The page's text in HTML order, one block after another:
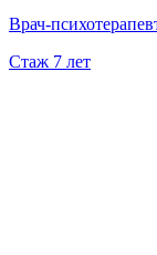
Врач-
Стаж 7 лет